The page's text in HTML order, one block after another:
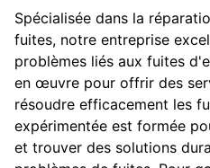
Spécialisée dans la
fuites, notre entreprise
problèmes liés aux fuites
en œuvre pour offrir des
résoudre efficacement les
expérimentée est formée
et trouver des solutions